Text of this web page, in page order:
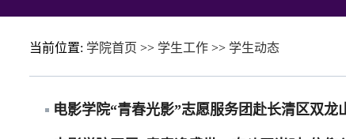
当前位置: 学院首页 >> 学生工作 >> 学生动态
电影学院“青春光影”志愿服务团赴长清区双